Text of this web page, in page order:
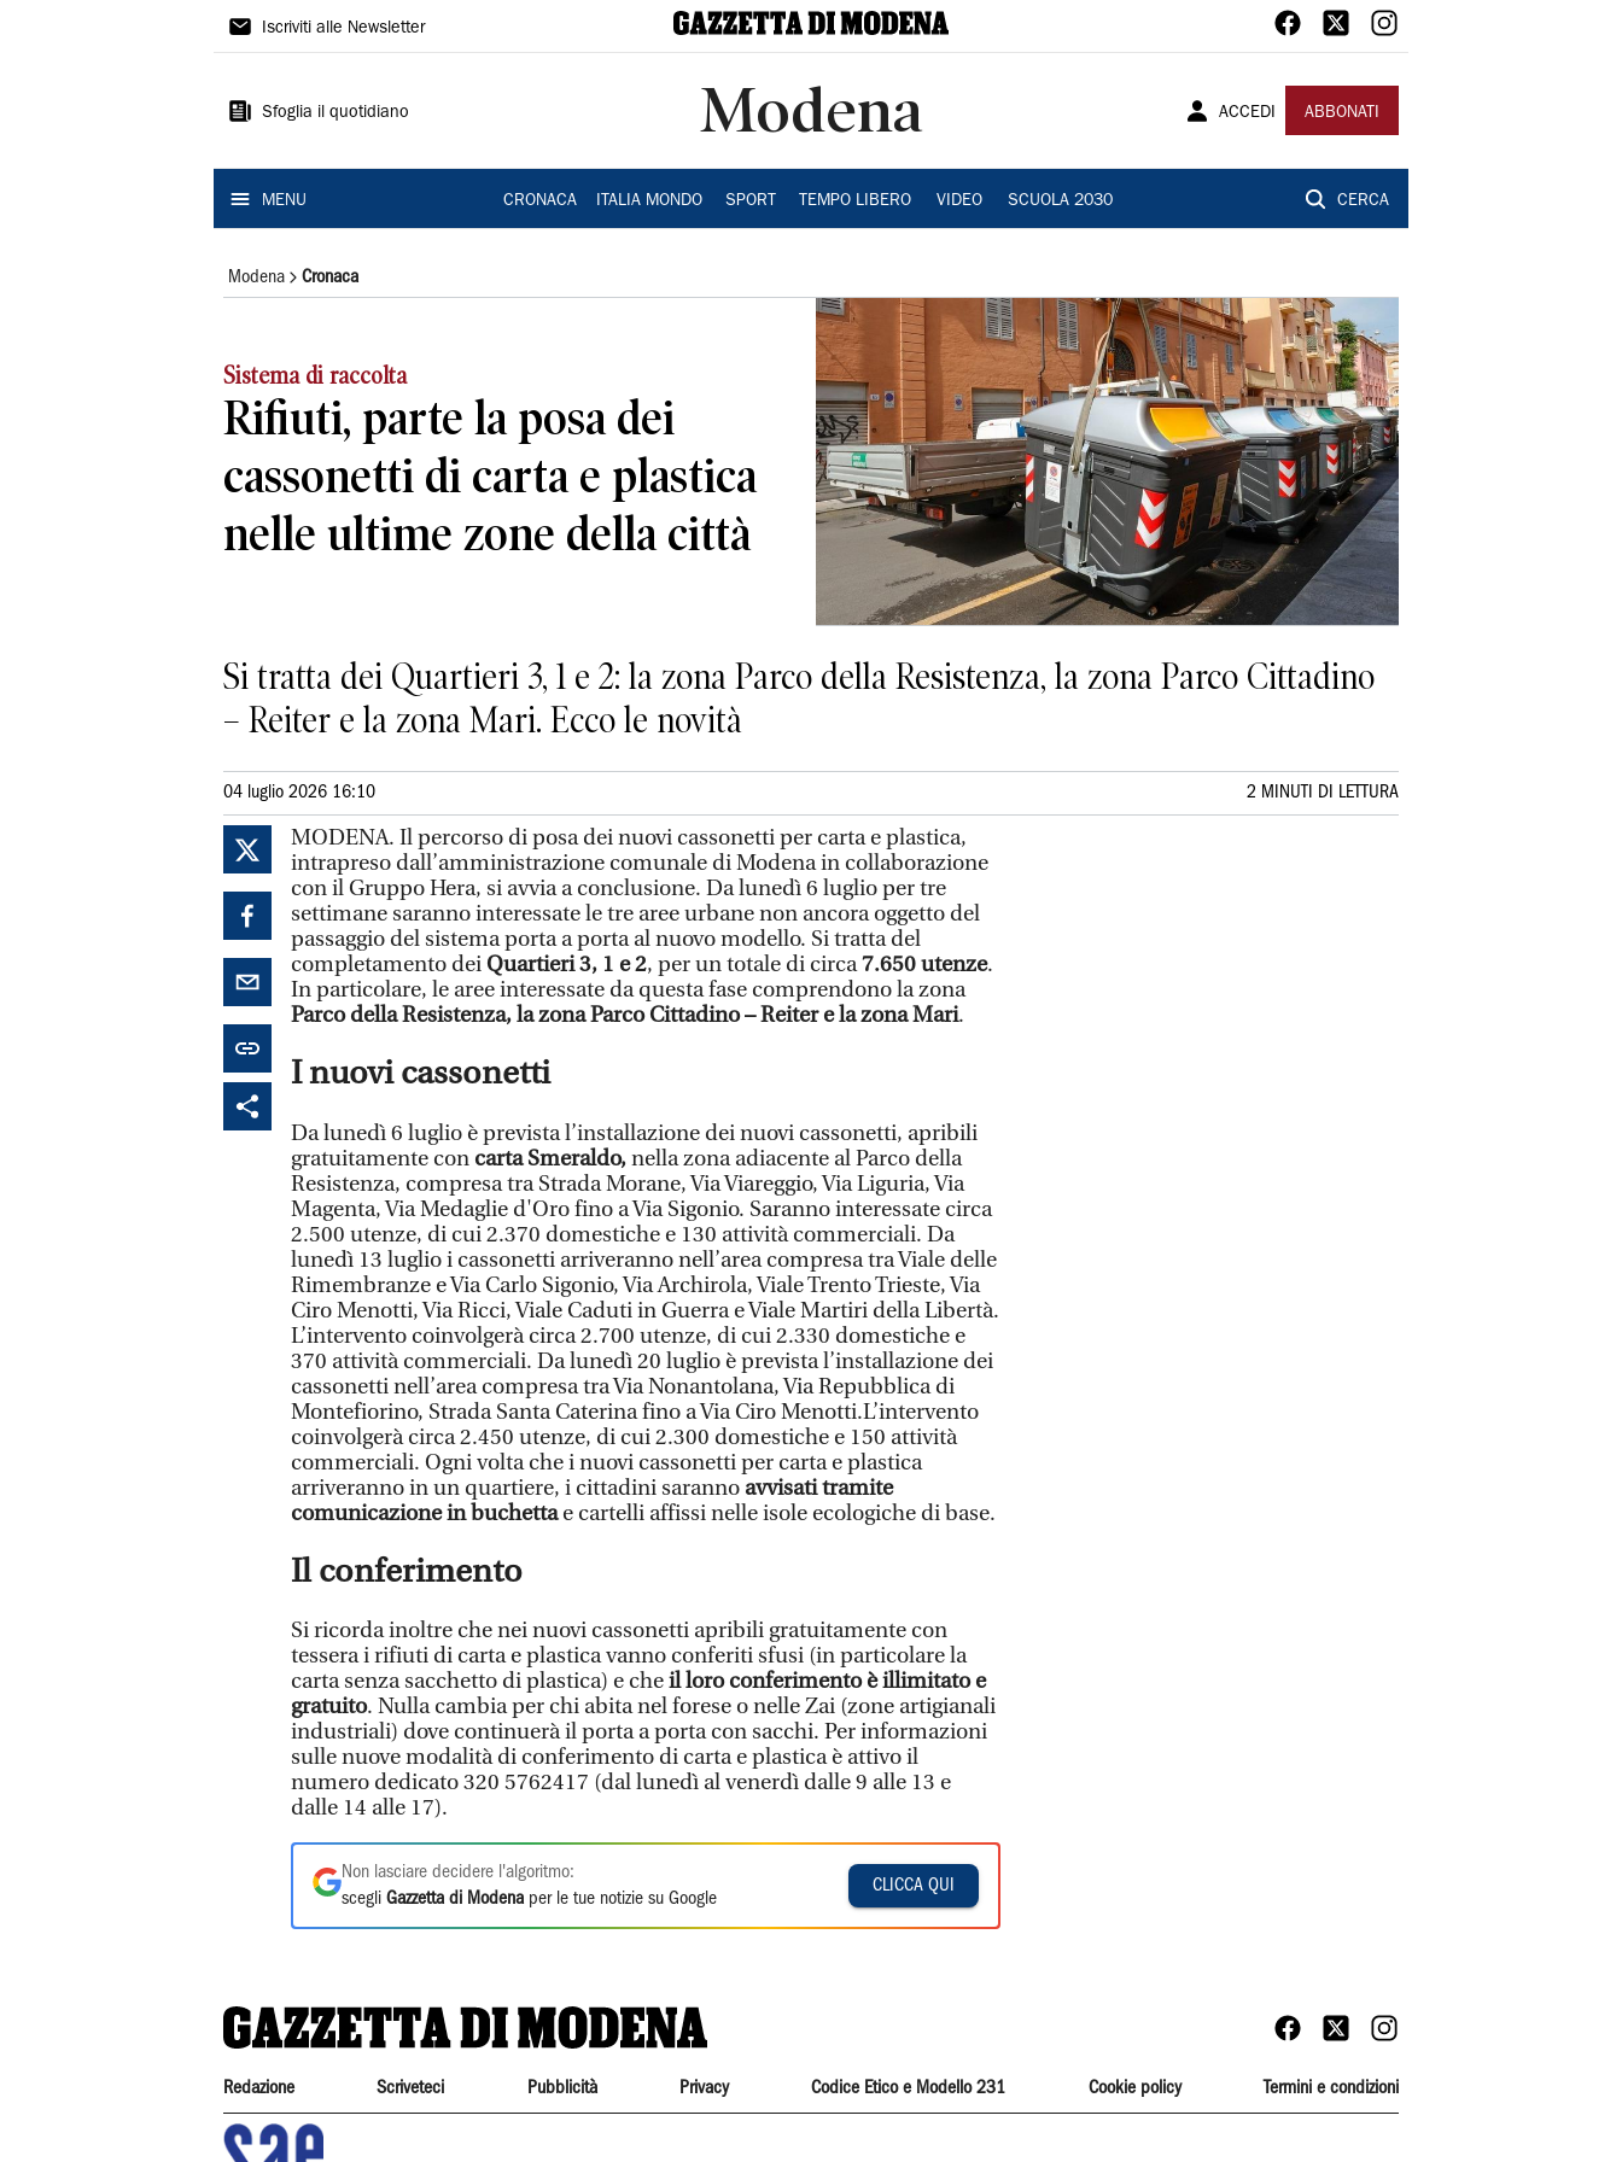
Gazzetta
Modena
Iscriviti alle Newsletter
Sfoglia il quotidiano Modena ACCEDI ABBONATI
MENU CRONACA ITALIA MONDO SPORT TEMPO LIBERO VIDEO SCUOLA 2030 CERCA
Modena Cronaca
Sistema di raccolta
Rifiuti, parte la posa dei
cassonetti di carta e plastica
nelle ultime zone della città
Si tratta dei Quartieri 3, 1 e 2: la zona Parco della Resistenza, la zona Parco Cittadino
– Reiter e la zona Mari. Ecco le novità
04 luglio 2026 16:10 2 MINUTI DI LETTURA
MODENA. Il percorso di posa dei nuovi cassonetti per carta e plastica,
intrapreso dall’amministrazione comunale di Modena in collaborazione
con il Gruppo Hera, si avvia a conclusione. Da lunedì 6 luglio per tre
settimane saranno interessate le tre aree urbane non ancora oggetto del
passaggio del sistema porta a porta al nuovo modello. Si tratta del
completamento dei Quartieri 3, 1 e 2, per un totale di circa7.650 utenze.
In particolare, le aree interessate da questa fase comprendono la zona
Parco della Resistenza, la zona Parco Cittadino – Reiter e la zona Mari.
I nuovi cassonetti
Da lunedì 6 luglio è prevista l’installazione dei nuovi cassonetti, apribili
gratuitamente con carta Smeraldo,nella zona adiacente al Parco della
Resistenza, compresa tra Strada Morane, Via Viareggio, Via Liguria, Via
Magenta, Via Medaglie d'Oro fino a Via Sigonio. Saranno interessate circa
2.500 utenze, di cui 2.370 domestiche e 130 attività commerciali. Da
lunedì 13 luglio i cassonetti arriveranno nell’area compresa tra Viale delle
Rimembranze e Via Carlo Sigonio, Via Archirola, Viale Trento Trieste, Via
Ciro Menotti, Via Ricci, Viale Caduti in Guerra e Viale Martiri della Libertà.
L’intervento coinvolgerà circa 2.700 utenze, di cui 2.330 domestiche e
370 attività commerciali. Da lunedì 20 luglio è prevista l’installazione dei
cassonetti nell’area compresa tra Via Nonantolana, Via Repubblica di
Montefiorino, Strada Santa Caterina fino a Via Ciro Menotti.L’intervento
coinvolgerà circa 2.450 utenze, di cui 2.300 domestiche e 150 attività
commerciali. Ogni volta che i nuovi cassonetti per carta e plastica
arriveranno in un quartiere, i cittadini saranno avvisati tramite
comunicazione inbuchettae cartelli affissi nelle isole ecologiche di base.
Il conferimento
Si ricorda inoltre che nei nuovi cassonetti apribili gratuitamente con
tessera i rifiuti di carta e plastica vanno conferiti sfusi (in particolare la
carta senza sacchetto di plastica) e cheil loro conferimento è illimitato e
gratuito. Nulla cambia per chi abita nel forese o nelle Zai (zone artigianali
industriali) dove continuerà il porta a porta con sacchi. Per informazioni
sulle nuove modalità di conferimento di carta e plastica è attivo il
numero dedicato 320 5762417 (dal lunedì al venerdì dalle 9 alle 13 e
dalle 14 alle 17).
Non lasciare decidere l'algoritmo:
scegli Gazzetta di Modena per le tue notizie su Google
CLICCA QUI
Redazione Scriveteci Pubblicità Privacy Codice Etico e Modello 231 Cookie policy Termini e condizioni